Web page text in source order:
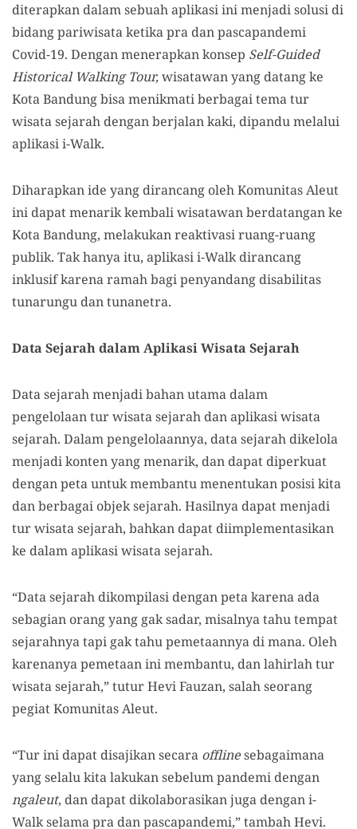
diterapkan dalam sebuah aplikasi ini menjadi solusi di
bidang pariwisata ketika pra dan pascapandemi
Covid-19. Dengan menerapkan konsep Self-Guided
Historical Walking Tour,wisatawan yang datang ke
Kota Bandung bisa menikmati berbagai tema tur
wisata sejarah dengan berjalan kaki, dipandu melalui
aplikasi i-Walk.
Diharapkan ide yang dirancang oleh Komunitas Aleut
ini dapat menarik kembali wisatawan berdatangan ke
Kota Bandung, melakukan reaktivasi ruang-ruang
publik. Tak hanya itu, aplikasi i-Walk dirancang
inklusif karena ramah bagi penyandang disabilitas
tunarungu dan tunanetra.
Data Sejarah dalam Aplikasi Wisata Sejarah
Data sejarah menjadi bahan utama dalam
pengelolaan tur wisata sejarah dan aplikasi wisata
sejarah. Dalam pengelolaannya, data sejarah dikelola
menjadi konten yang menarik, dan dapat diperkuat
dengan peta untuk membantu menentukan posisi kita
dan berbagai objek sejarah. Hasilnya dapat menjadi
tur wisata sejarah, bahkan dapat diimplementasikan
ke dalam aplikasi wisata sejarah.
“Data sejarah dikompilasi dengan peta karena ada
sebagian orang yang gak sadar, misalnya tahu tempat
sejarahnya tapi gak tahu pemetaannya di mana. Oleh
karenanya pemetaan ini membantu, dan lahirlah tur
wisata sejarah,” tutur Hevi Fauzan, salah seorang
pegiat Komunitas Aleut.
“Tur ini dapat disajikan secara offlinesebagaimana
yang selalu kita lakukan sebelum pandemi dengan
ngaleut, dan dapat dikolaborasikan juga dengan i-
Walk selama pra dan pascapandemi,” tambah Hevi.